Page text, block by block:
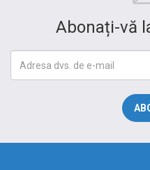
Abonați-vă